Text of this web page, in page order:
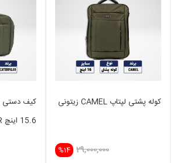
کوله پشتی لپتاپ CAMEL زیتونی
%14 29,000,000
15.6 اینچ CATERPILAR